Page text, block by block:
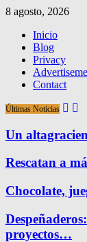
8 agosto, 2026
Inicio
Blog
Privacy
Contact
Últimas Noticias
Un
Rescatan a
Chocolate,
proyectos…